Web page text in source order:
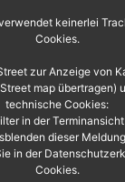
keinerlei
Cookies.
zur Anzeige von
map übertragen)
technische Cookies:
in der
dieser
in der
Cookies.